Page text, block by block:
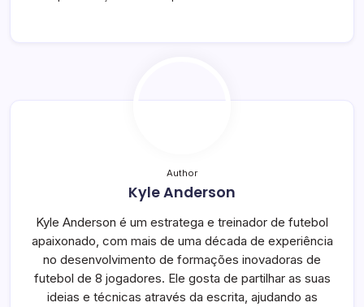
Author
Kyle Anderson
Kyle Anderson é um estratega e treinador de futebol
apaixonado, com mais de uma década de experiência
no desenvolvimento de formações inovadoras de
futebol de 8 jogadores. Ele gosta de partilhar as suas
ideias e técnicas através da escrita, ajudando as